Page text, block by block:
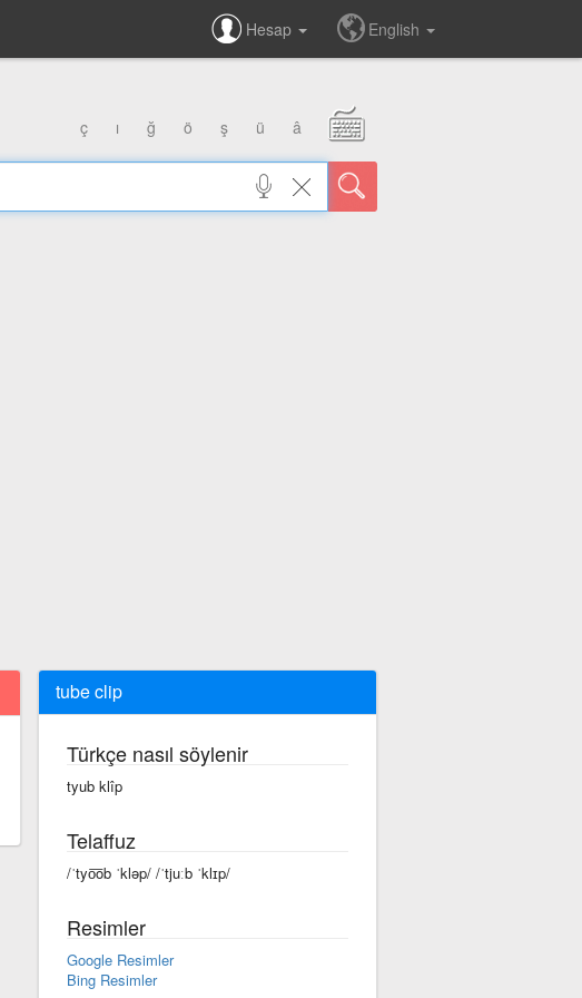
Hesap English
ç ı ğ ö ş ü â
tube clip
Türkçe nasıl söylenir
tyub klîp
Telaffuz
/ˈtyo͞ob ˈkləp/ /ˈtjuːb ˈklɪp/
Resimler
Google Resimler
Bing Resimler